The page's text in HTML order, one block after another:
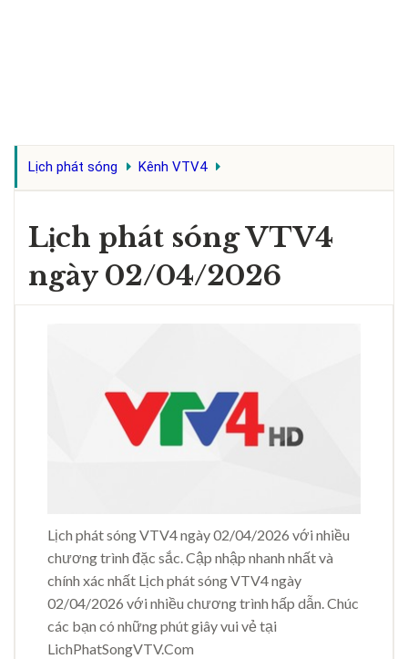
Lịch phát sóng Kênh VTV4
Lịch phát sóng VTV4
ngày 02/04/2026
Lịch phát sóng VTV4 ngày 02/04/2026 với nhiều
chương trình đặc sắc. Cập nhập nhanh nhất và
chính xác nhất Lịch phát sóng VTV4 ngày
02/04/2026 với nhiều chương trình hấp dẫn. Chúc
các bạn có những phút giây vui vẻ tại
LichPhatSongVTV.Com